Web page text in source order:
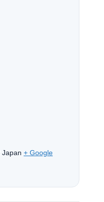
Japan + Google